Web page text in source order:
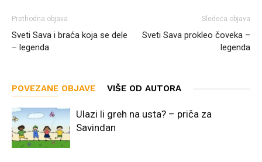
Prethodna objava
Sveti Sava i braća koja se dele
– legenda
Sledeća objava
Sveti Sava prokleo čoveka –
legenda
POVEZANE OBJAVE VIŠE OD AUTORA
Ulazi li greh na usta? – priča za
Savindan